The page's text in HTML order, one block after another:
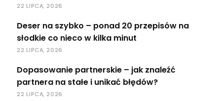
22 LIPCA, 2026
Deser na szybko – ponad 20 przepisów na
słodkie co nieco w kilka minut
22 LIPCA, 2026
Dopasowanie partnerskie – jak znaleźć
partnera na stałe i unikać błędów?
22 LIPCA, 2026